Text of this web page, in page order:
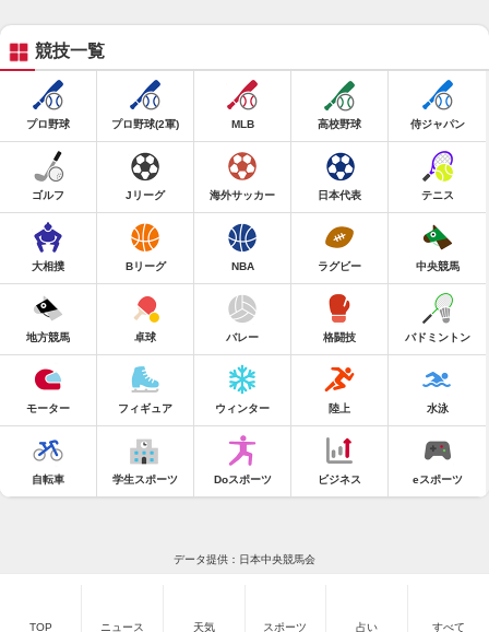
競技一覧
プロ野球 プロ野球(2軍) MLB 高校野球 侍ジャパン
ゴルフ Jリーグ 海外サッカー 日本代表 テニス
大相撲 Bリーグ NBA ラグビー 中央競馬
地方競馬 卓球 バレー 格闘技 バドミントン
モーター フィギュア ウィンター 陸上 水泳
自転車 学生スポーツ Doスポーツ ビジネス eスポーツ
データ提供：日本中央競馬会
TOP ニュース 天気 スポーツ 占い すべて